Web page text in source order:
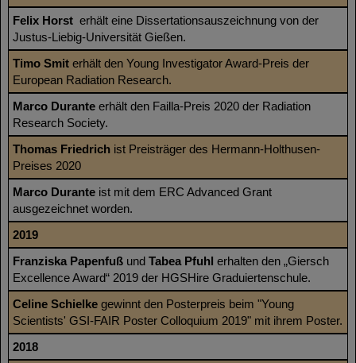
Felix Horst erhält eine Dissertationsauszeichnung von der
Justus-Liebig-Universität Gießen.
Timo Smit erhält den Young Investigator Award-Preis der
European Radiation Research.
Marco Durante erhält den Failla-Preis 2020 der Radiation
Research Society.
Thomas Friedrich ist Preisträger des Hermann-Holthusen-
Preises 2020
Marco Durante ist mit dem ERC Advanced Grant
ausgezeichnet worden.
2019
Franziska Papenfuß und Tabea Pfuhl erhalten den „Giersch
Excellence Award“ 2019 der HGSHire Graduiertenschule.
Celine Schielke gewinnt den Posterpreis beim "Young
Scientists' GSI-FAIR Poster Colloquium 2019" mit ihrem Poster.
2018